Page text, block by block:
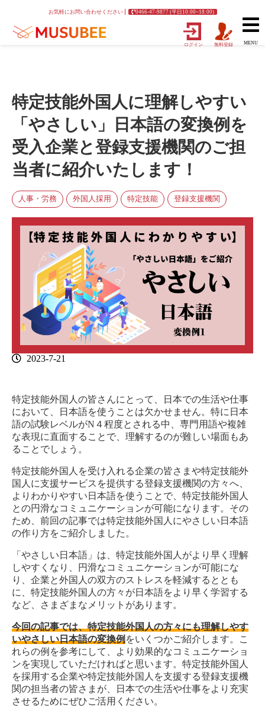
お気軽にお問い合わせください 0466-47-9877 (平日10:00~18:00)
ログイン 無料登録 MENU
特定技能外国人に理解しやすい
「やさしい」日本語の変換例を
受入企業と登録支援機関のご担
当者に紹介いたします！
人事・労務 外国人採用 特定技能 登録支援機関
2023-7-21
特定技能外国人の皆さんにとって、日本での生活や仕事
において、日本語を使うことは欠かせません。特に日本
語の試験レベルがN４程度とされる中、専門用語や複雑
な表現に直面することで、理解するのが難しい場面もあ
ることでしょう。
特定技能外国人を受け入れる企業の皆さまや特定技能外
国人に支援サービスを提供する登録支援機関の方々へ、
よりわかりやすい日本語を使うことで、特定技能外国人
との円滑なコミュニケーションが可能になります。その
ため、前回の記事では特定技能外国人にやさしい日本語
の作り方をご紹介しました。
「やさしい日本語」は、特定技能外国人がより早く理解
しやすくなり、円滑なコミュニケーションが可能にな
り、企業と外国人の双方のストレスを軽減するととも
に、特定技能外国人の方々が日本語をより早く学習する
など、さまざまなメリットがあります。
今回の記事では、特定技能外国人の方々にも理解しやす
いやさしい日本語の変換例をいくつかご紹介します。こ
れらの例を参考にして、より効果的なコミュニケーショ
ンを実現していただければと思います。特定技能外国人
を採用する企業や特定技能外国人を支援する登録支援機
関の担当者の皆さまが、日本での生活や仕事をより充実
させるためにぜひご活用ください。